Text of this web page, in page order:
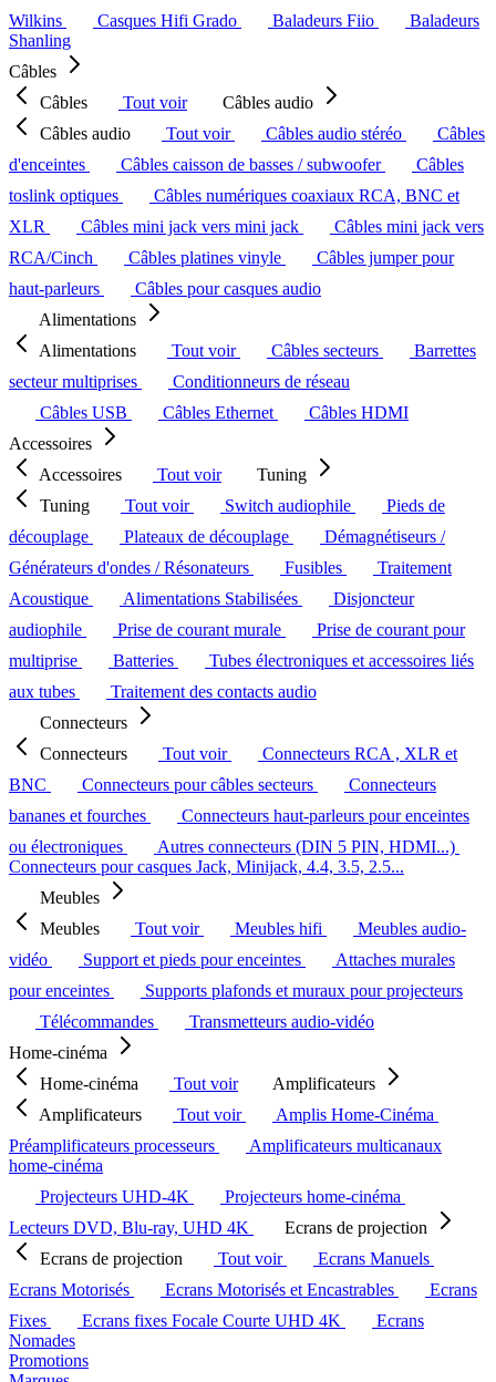
Wilkins
Casques Hifi Grado Baladeurs Fiio
Baladeurs
Shanling
Câbles
Câbles
Tout voir
Câbles audio
Câbles audio
Tout voir Câbles audio stéréo
Câbles
d'enceintes
Câbles caisson de basses / subwoofer
Câbles
toslink optiques
Câbles numériques coaxiaux RCA, BNC et
XLR
Câbles mini jack vers mini jack
Câbles mini jack vers
RCA/Cinch
Câbles platines vinyle
Câbles jumper pour
haut-parleurs
Câbles pour casques audio
Alimentations
Alimentations
Tout voir Câbles secteurs
Barrettes
secteur multiprises
Conditionneurs de réseau
Câbles USB
Câbles Ethernet
Câbles HDMI
Accessoires
Accessoires
Tout voir
Tuning
Tuning
Tout voir Switch audiophile
Pieds de
découplage
Plateaux de découplage
Démagnétiseurs /
Générateurs d'ondes / Résonateurs
Fusibles
Traitement
Acoustique
Alimentations Stabilisées
Disjoncteur
audiophile
Prise de courant murale
Prise de courant pour
multiprise
Batteries
Tubes électroniques et accessoires liés
aux tubes
Traitement des contacts audio
Connecteurs
Connecteurs
Tout voir
Connecteurs RCA , XLR et
BNC
Connecteurs pour câbles secteurs
Connecteurs
bananes et fourches
Connecteurs haut-parleurs pour enceintes
ou électroniques
Autres connecteurs (DIN 5 PIN, HDMI...)
Connecteurs pour casques Jack, Minijack, 4.4, 3.5, 2.5...
Meubles
Meubles
Tout voir Meubles hifi
Meubles audio-
vidéo
Support et pieds pour enceintes
Attaches murales
pour enceintes
Supports plafonds et muraux pour projecteurs
Télécommandes
Transmetteurs audio-vidéo
Home-cinéma
Home-cinéma
Tout voir
Amplificateurs
Amplificateurs
Tout voir
Amplis Home-Cinéma
Préamplificateurs processeurs
Amplificateurs multicanaux
home-cinéma
Projecteurs UHD-4K
Projecteurs home-cinéma
Lecteurs DVD, Blu-ray, UHD 4K
Ecrans de projection
Ecrans de projection
Tout voir
Ecrans Manuels
Ecrans Motorisés
Ecrans Motorisés et Encastrables
Ecrans
Fixes
Ecrans fixes Focale Courte UHD 4K
Ecrans
Nomades
Promotions